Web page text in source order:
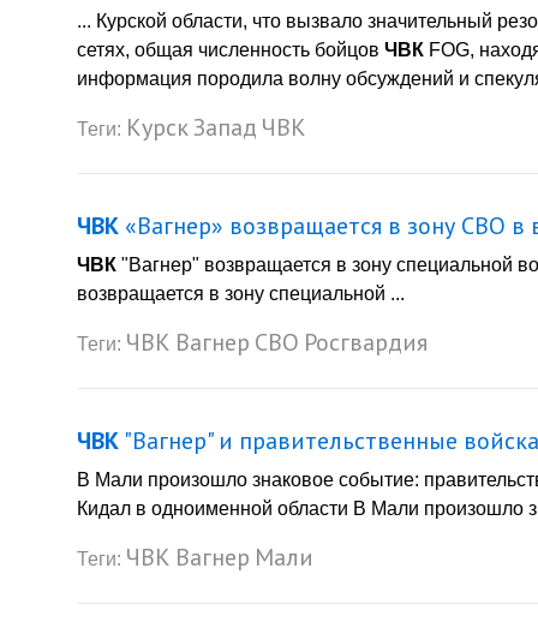
... Курской области, что вызвало значительный
сетях, общая численность бойцов ЧВК FOG,
информация породила волну обсуждений и
Теги: КурскЗапад ЧВК
ЧВК «Вагнер» возвращается в зону СВО
ЧВК "Вагнер" возвращается в зону специальной
возвращается в зону специальной ...
Теги: ЧВК Вагнер СВО Росгвардия
ЧВК "Вагнер" и правительственные
В Мали произошло знаковое событие:
Кидал в одноименной области В Мали произошло
Теги: ЧВК Вагнер Мали